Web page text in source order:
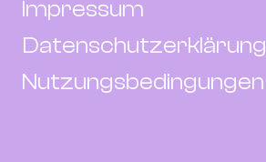
Impressum
Datenschutzerklärung
Nutzungsbedingungen